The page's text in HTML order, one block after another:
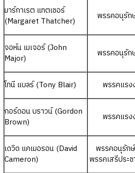
มาร์กาเรต แทตเชอร์
(Margaret Thatcher)
พรรคอนุรัก
จอห์น เมเจอร์ (John
Major)
พรรคอนุรัก
โทนี แบลร์ (Tony Blair) พรรคแรง
กอร์ดอน บราวน์ (Gordon
Brown)
พรรคแรง
เดวิด แคเมอรอน (David
Cameron)
พรรคอนุรัก
พรรคเสรีประ